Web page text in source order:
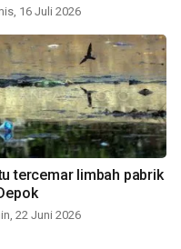
16 Juli 2026
tercemar limbah pabrik
22 Juni 2026